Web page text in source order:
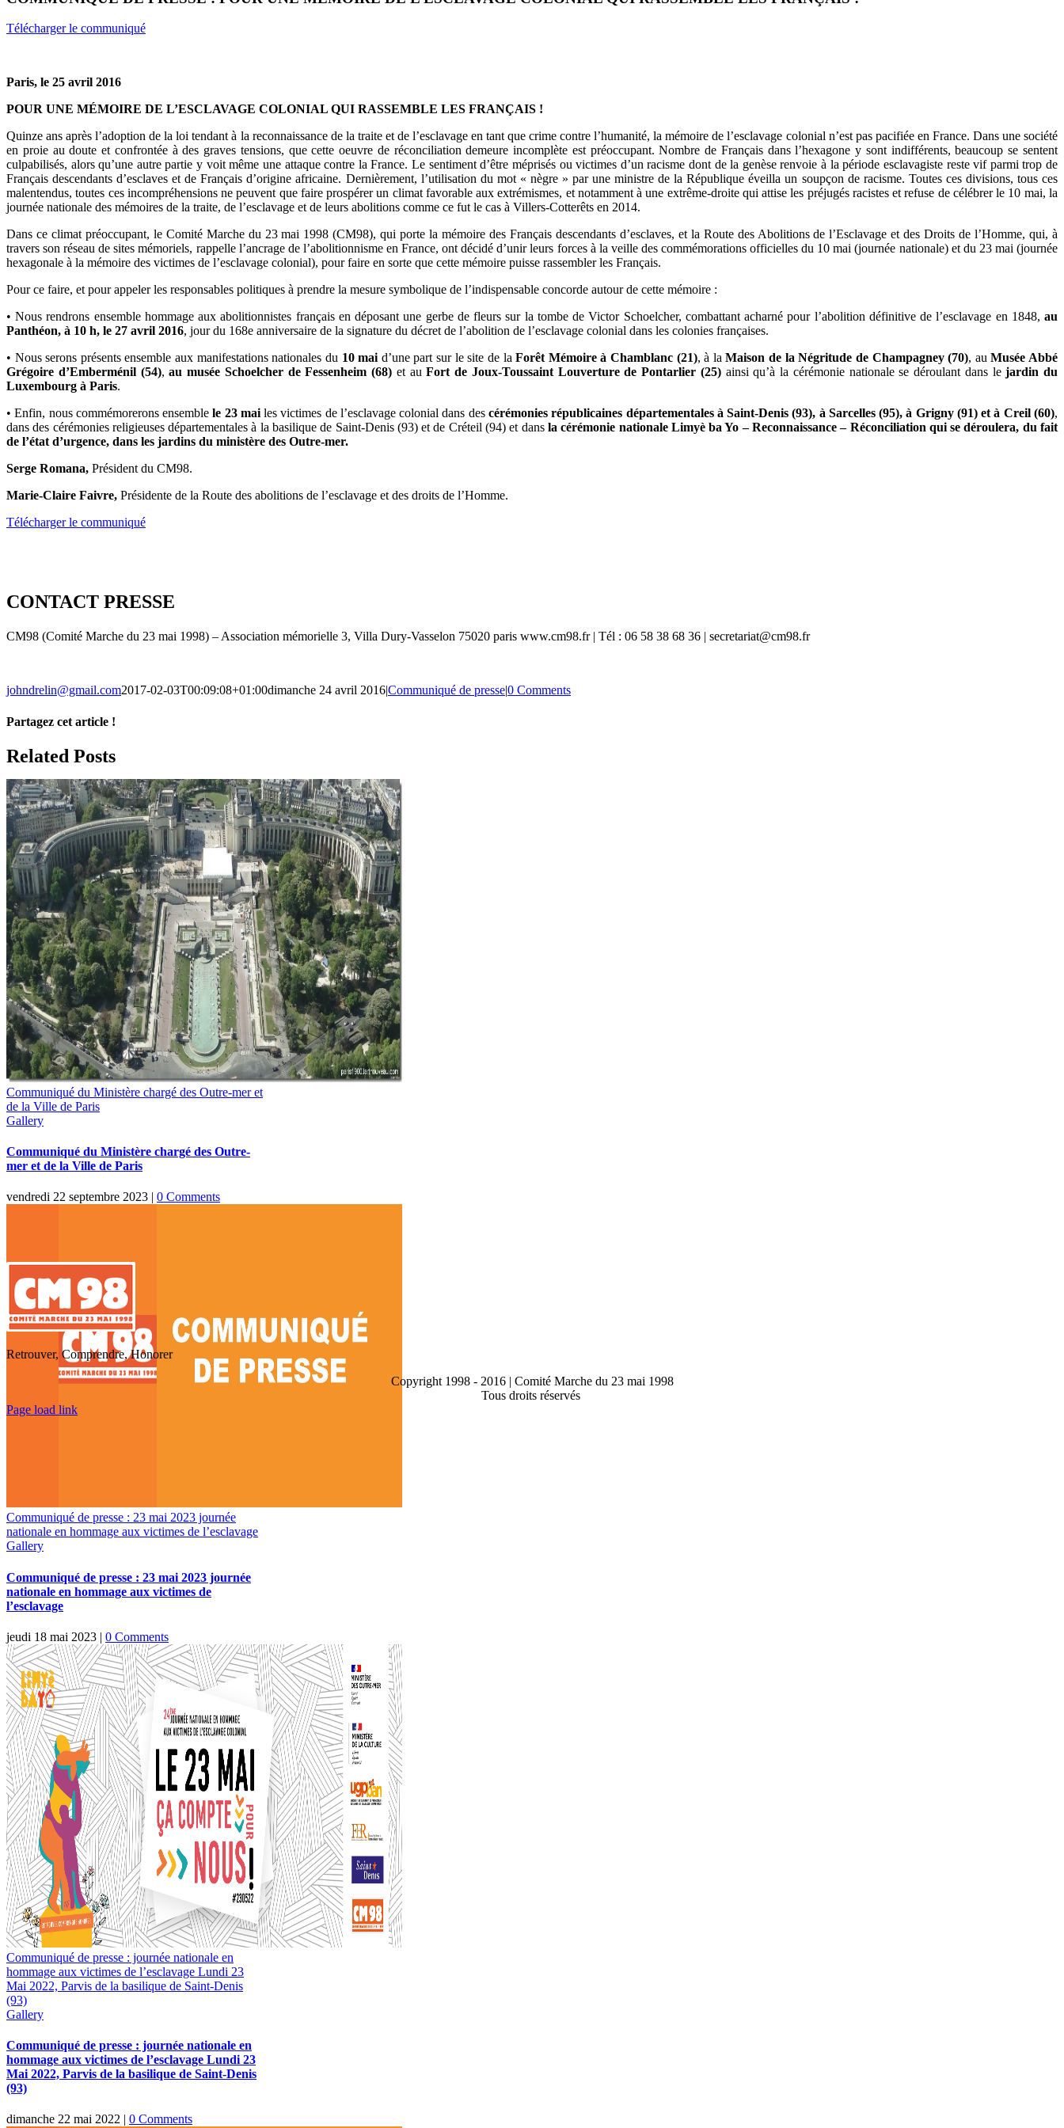
Télécharger le communiqué
Paris, le 25 avril 2016
POUR UNE MÉMOIRE DE L’ESCLAVAGE COLONIAL QUI RASSEMBLE LES FRANÇAIS !
Quinze ans après l’adoption de la loi tendant à la reconnaissance de la traite et de l’esclavage en tant que crime contre l’humanité, la mémoire de l’esclavage colonial n’est pas pacifiée en France. Dans une société
en proie au doute et confrontée à des graves tensions, que cette oeuvre de réconciliation demeure incomplète est préoccupant. Nombre de Français dans l’hexagone y sont indifférents, beaucoup se sentent
culpabilisés, alors qu’une autre partie y voit même une attaque contre la France. Le sentiment d’être méprisés ou victimes d’un racisme dont de la genèse renvoie à la période esclavagiste reste vif parmi trop de
Français descendants d’esclaves et de Français d’origine africaine. Dernièrement, l’utilisation du mot « nègre » par une ministre de la République éveilla un soupçon de racisme. Toutes ces divisions, tous ces
malentendus, toutes ces incompréhensions ne peuvent que faire prospérer un climat favorable aux extrémismes, et notamment à une extrême-droite qui attise les préjugés racistes et refuse de célébrer le 10 mai, la
journée nationale des mémoires de la traite, de l’esclavage et de leurs abolitions comme ce fut le cas à Villers-Cotterêts en 2014.
Dans ce climat préoccupant, le Comité Marche du 23 mai 1998 (CM98), qui porte la mémoire des Français descendants d’esclaves, et la Route des Abolitions de l’Esclavage et des Droits de l’Homme, qui, à
travers son réseau de sites mémoriels, rappelle l’ancrage de l’abolitionnisme en France, ont décidé d’unir leurs forces à la veille des commémorations officielles du 10 mai (journée nationale) et du 23 mai (journée
hexagonale à la mémoire des victimes de l’esclavage colonial), pour faire en sorte que cette mémoire puisse rassembler les Français.
Pour ce faire, et pour appeler les responsables politiques à prendre la mesure symbolique de l’indispensable concorde autour de cette mémoire :
• Nous rendrons ensemble hommage aux abolitionnistes français en déposant une gerbe de fleurs sur la tombe de Victor Schoelcher, combattant acharné pour l’abolition définitive de l’esclavage en 1848, au
Panthéon, à 10 h, le 27 avril 2016, jour du 168e anniversaire de la signature du décret de l’abolition de l’esclavage colonial dans les colonies françaises.
• Nous serons présents ensemble aux manifestations nationales du 10 mai d’une part sur le site de laForêt Mémoire à Chamblanc (21), à laMaison de la Négritude de Champagney (70), auMusée Abbé
Grégoire d’Emberménil (54),au musée Schoelcher de Fessenheim (68) et auFort de Joux-Toussaint Louverture de Pontarlier (25) ainsi qu’à la cérémonie nationale se déroulant dans lejardin du
Luxembourg à Paris.
• Enfin, nous commémorerons ensemblele 23 mailes victimes de l’esclavage colonial dans descérémonies républicaines départementales à Saint-Denis (93), à Sarcelles (95), à Grigny (91) et à Creil (60),
dans des cérémonies religieuses départementales à la basilique de Saint-Denis (93) et de Créteil (94) et dans la cérémonie nationale Limyè ba Yo – Reconnaissance – Réconciliation qui se déroulera, du fait
de l’état d’urgence, dans les jardins du ministère des Outre-mer.
Serge Romana, Président du CM98.
Marie-Claire Faivre, Présidente de la Route des abolitions de l’esclavage et des droits de l’Homme.
Télécharger le communiqué
CONTACT PRESSE
CM98 (Comité Marche du 23 mai 1998) – Association mémorielle 3, Villa Dury-Vasselon 75020 paris www.cm98.fr | Tél : 06 58 38 68 36 | secretariat@cm98.fr
johndrelin@gmail.com2017-02-03T00:09:08+01:00dimanche 24 avril 2016|Communiqué de presse|0 Comments
Partagez cet article !
Facebook
X
Reddit
LinkedIn
WhatsApp
Telegram
Tumblr
Pinterest
Vk
Xing
Email
Related Posts
Communiqué du Ministère chargé des Outre-mer et
de la Ville de Paris
Gallery
Communiqué du Ministère chargé des Outre-
mer et de la Ville de Paris
vendredi 22 septembre 2023 | 0 Comments
Communiqué de presse : 23 mai 2023 journée
nationale en hommage aux victimes de l’esclavage
Gallery
Communiqué de presse : 23 mai 2023 journée
nationale en hommage aux victimes de
l’esclavage
jeudi 18 mai 2023 | 0 Comments
Communiqué de presse : journée nationale en
hommage aux victimes de l’esclavage Lundi 23
Mai 2022, Parvis de la basilique de Saint-Denis
(93)
Gallery
Communiqué de presse : journée nationale en
hommage aux victimes de l’esclavage Lundi 23
Mai 2022, Parvis de la basilique de Saint-Denis
(93)
dimanche 22 mai 2022 | 0 Comments
Retrouver, Comprendre, Honorer
Copyright 1998 - 2016 | Comité Marche du 23 mai 1998
Tous droits réservés
Toggle
Page load link